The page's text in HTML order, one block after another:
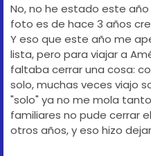
No, no he estado este año
foto es de hace 3 años
Y eso que este año me
lista, pero para viajar a
faltaba cerrar una cosa:
solo, muchas veces viajo
"solo" ya no me mola
familiares no pude cerrar
otros años, y eso hizo